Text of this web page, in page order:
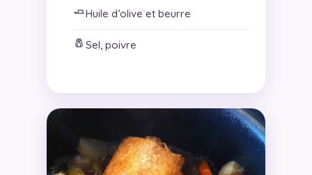
🧈Huile d’olive et beurre
🧂 Sel, poivre